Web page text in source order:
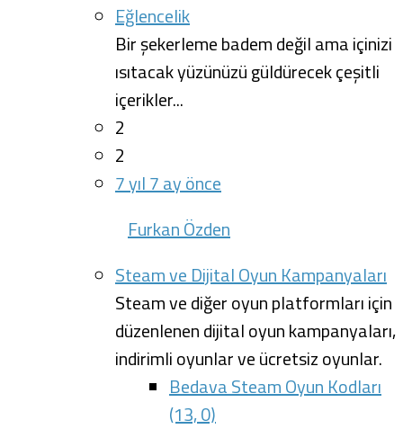
Eğlencelik
Bir şekerleme badem değil ama içinizi
ısıtacak yüzünüzü güldürecek çeşitli
içerikler...
2
2
7 yıl 7 ay önce
Furkan Özden
Steam ve Dijital Oyun Kampanyaları
Steam ve diğer oyun platformları için
düzenlenen dijital oyun kampanyaları,
indirimli oyunlar ve ücretsiz oyunlar.
Bedava Steam Oyun Kodları
(13, 0)